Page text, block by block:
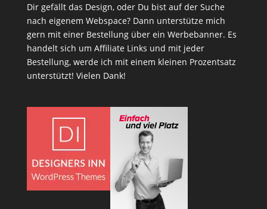
Dir gefällt das Design, oder Du bist auf der Suche
nach eigenem Webspace? Dann unterstütze mich
gern mit einer Bestellung über ein Werbebanner. Es
handelt sich um Affiliate Links und mit jeder
Bestellung, werde ich mit einem kleinen Prozentsatz
unterstützt! Vielen Dank!